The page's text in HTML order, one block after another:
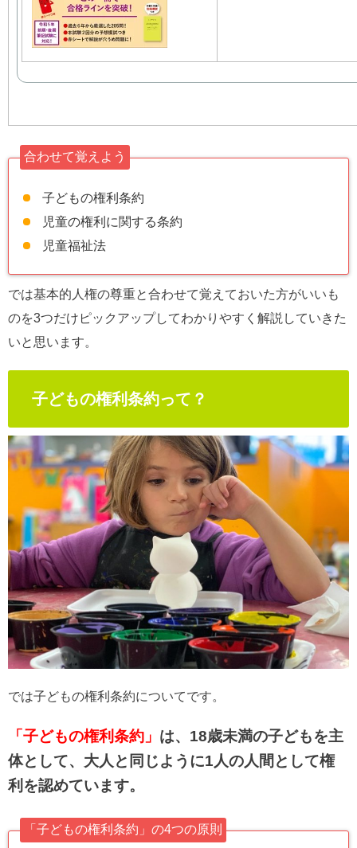
合わせて覚えよう
子どもの権利条約
児童の権利に関する条約
児童福祉法
では基本的人権の尊重と合わせて覚えておいた方がいいも
のを3つだけピックアップしてわかりやすく解説していきた
いと思います。
子どもの権利条約って？
では子どもの権利条約についてです。
「子どもの権利条約」 は、18歳未満の子どもを主
体として、大人と同じように1人の人間として権
利を認めています。
「子どもの権利条約」の4つの原則